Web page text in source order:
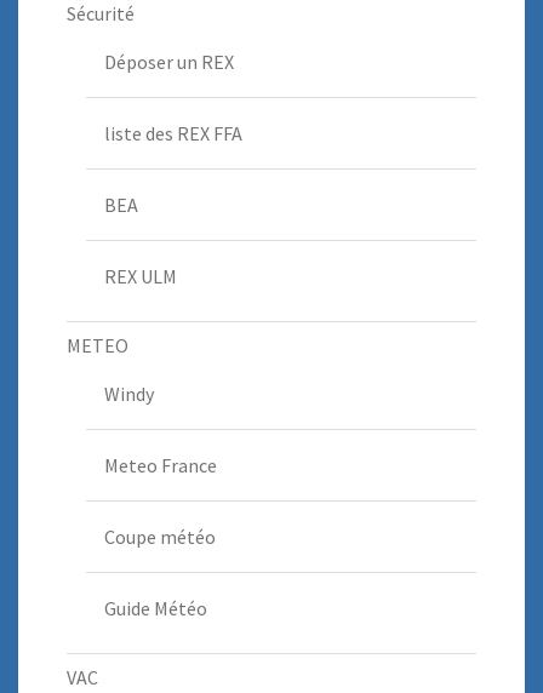
Sécurité
Déposer un REX
liste des REX FFA
BEA
REX ULM
METEO
Windy
Meteo France
Coupe météo
Guide Météo
VAC